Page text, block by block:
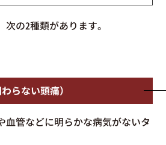
の2種類があります。
らない頭痛）
血管などに明らかな病気がないタ